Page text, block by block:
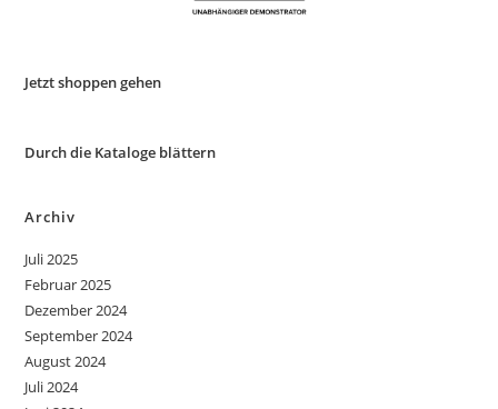
Jetzt shoppen gehen
Durch die Kataloge blättern
Archiv
Juli 2025
Februar 2025
Dezember 2024
September 2024
August 2024
Juli 2024